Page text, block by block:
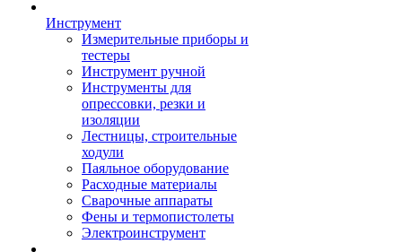
Инструмент
Измерительные приборы и
тестеры
Инструмент ручной
Инструменты для
опрессовки, резки и
изоляции
Лестницы, строительные
ходули
Паяльное оборудование
Расходные материалы
Сварочные аппараты
Фены и термопистолеты
Электроинструмент